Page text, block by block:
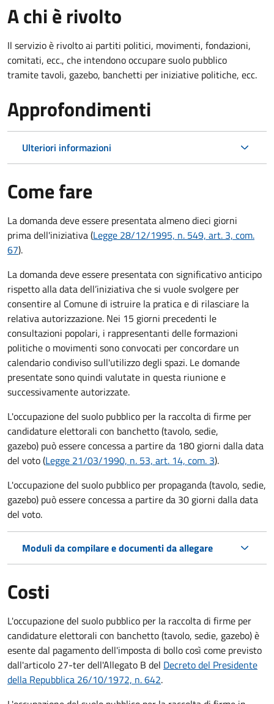
A chi è rivolto
Il servizio è rivolto ai partiti politici, movimenti, fondazioni,
comitati, ecc., che intendono occupare suolo pubblico
tramite tavoli, gazebo, banchetti per iniziative politiche, ecc.
Approfondimenti
Ulteriori informazioni
Come fare
La domanda deve essere presentataalmeno dieci giorni
primadell'iniziativa (Legge 28/12/1995, n. 549, art. 3, com.
67).
La domanda deve essere presentata con significativo anticipo
rispetto alla data dell’iniziativa che si vuole svolgere per
consentire al Comune di istruire la pratica e di rilasciare la
relativa autorizzazione. Nei 15 giorni precedenti le
consultazioni popolari, i rappresentanti delle formazioni
politiche o movimenti sono convocati per concordare un
calendario condiviso sull'utilizzo degli spazi. Le domande
presentate sono quindi valutate in questa riunione e
successivamente autorizzate.
L'occupazione del suolo pubblico per la raccolta di firme per
candidature elettorali con banchetto (tavolo, sedie,
gazebo) può essere concessa a partire da 180 giorni dalla data
del voto (Legge 21/03/1990, n. 53, art. 14, com. 3).
L'occupazione del suolo pubblico per propaganda (tavolo, sedie,
gazebo) può essere concessa a partire da 30 giorni dalla data
del voto.
Moduli da compilare e documenti da allegare
Costi
L'occupazione del suolo pubblico per la raccolta di firme per
candidature elettorali con banchetto (tavolo, sedie, gazebo) è
esente dal pagamento dell'imposta di bollo così come previsto
dall'articolo 27-ter dell'Allegato B del Decreto del Presidente
della Repubblica 26/10/1972, n. 642.